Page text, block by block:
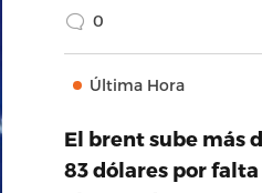
0
Última Hora
El brent sube más
83 dólares por